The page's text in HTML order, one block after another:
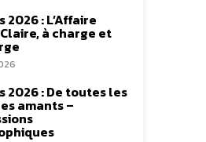
2026 : L’Affaire
à charge et
2026 : De toutes les
amants –